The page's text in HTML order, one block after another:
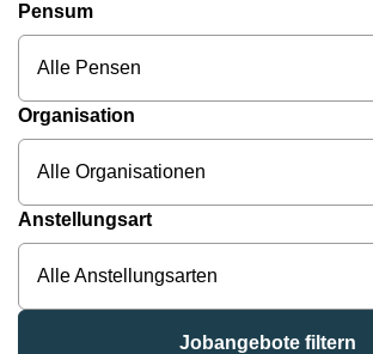
Pensum
Alle Pensen
Organisation
Alle Organisationen
Anstellungsart
Alle Anstellungsarten
Jobangebote filtern